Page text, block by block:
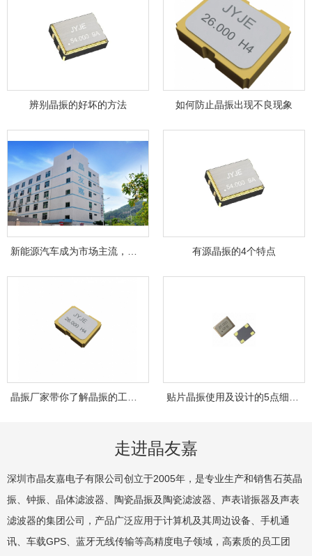
辨别晶振的好坏的方法 如何防止晶振出现不良现象
有源晶振的4个特点
晶振厂家带你了解晶振的工作原理！ 贴片晶振使用及设计的5点细节，你注意到了...
走进晶友嘉
深圳市晶友嘉电子有限公司创立于2005年，是专业生产和销售石英晶
振、钟振、晶体滤波器、陶瓷晶振及陶瓷滤波器、声表谐振器及声表
滤波器的集团公司，产品广泛应用于计算机及其周边设备、手机通
讯、车载GPS、蓝牙无线传输等高精度电子领域，高素质的员工团